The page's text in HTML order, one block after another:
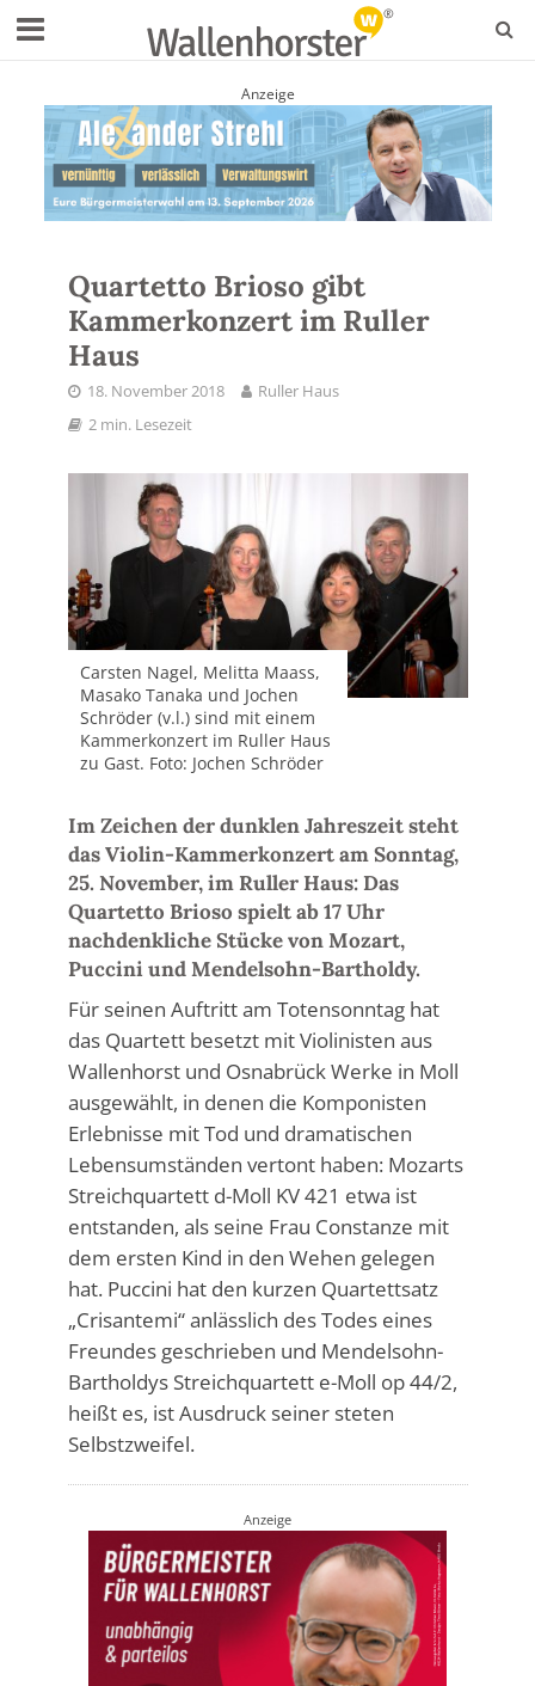
Anzeige
Quartetto Brioso gibt
Kammerkonzert im Ruller
Haus
18. November 2018
Ruller Haus
2 min. Lesezeit
Carsten Nagel, Melitta Maass,
Masako Tanaka und Jochen
Schröder (v.l.) sind mit einem
Kammerkonzert im Ruller Haus
zu Gast. Foto: Jochen Schröder
Im Zeichen der dunklen Jahreszeit steht
das Violin-Kammerkonzert am Sonntag,
25. November, im Ruller Haus: Das
Quartetto Brioso spielt ab 17 Uhr
nachdenkliche Stücke von Mozart,
Puccini und Mendelsohn-Bartholdy.
Für seinen Auftritt am Totensonntag hat
das Quartett besetzt mit Violinisten aus
Wallenhorst und Osnabrück Werke in Moll
ausgewählt, in denen die Komponisten
Erlebnisse mit Tod und dramatischen
Lebensumständen vertont haben: Mozarts
Streichquartett d-Moll KV 421 etwa ist
entstanden, als seine Frau Constanze mit
dem ersten Kind in den Wehen gelegen
hat. Puccini hat den kurzen Quartettsatz
„Crisantemi“ anlässlich des Todes eines
Freundes geschrieben und Mendelsohn-
Bartholdys Streichquartett e-Moll op 44/2,
heißt es, ist Ausdruck seiner steten
Selbstzweifel.
Anzeige